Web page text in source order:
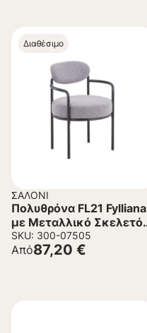
Διαθέσιμο
ΣΑΛΌΝΙ
Πολυθρόνα FL21 Fylliana
με Μεταλλικό Σκελετό
και Ύφασμα Γκρί
59x64x87 εκ.
SKU: 300-07505
87,20 €
Από